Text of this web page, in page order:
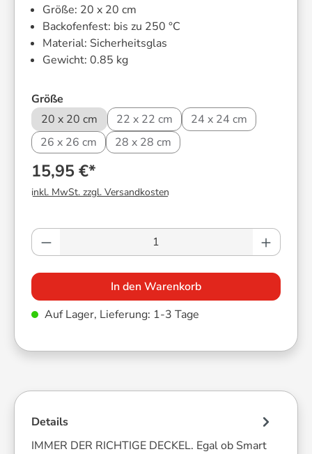
Größe: 20 x 20 cm
Backofenfest: bis zu 250 °C
Material: Sicherheitsglas
Gewicht: 0.85 kg
Größe
20 x 20 cm
22 x 22 cm
24 x 24 cm
26 x 26 cm
28 x 28 cm
15,95 €*
inkl. MwSt. zzgl. Versandkosten
Produkt Anzahl: Gib den gewünschten
In den Warenkorb
Auf Lager, Lieferung: 1-3 Tage
Details
IMMER DER RICHTIGE DECKEL. Egal ob Smart